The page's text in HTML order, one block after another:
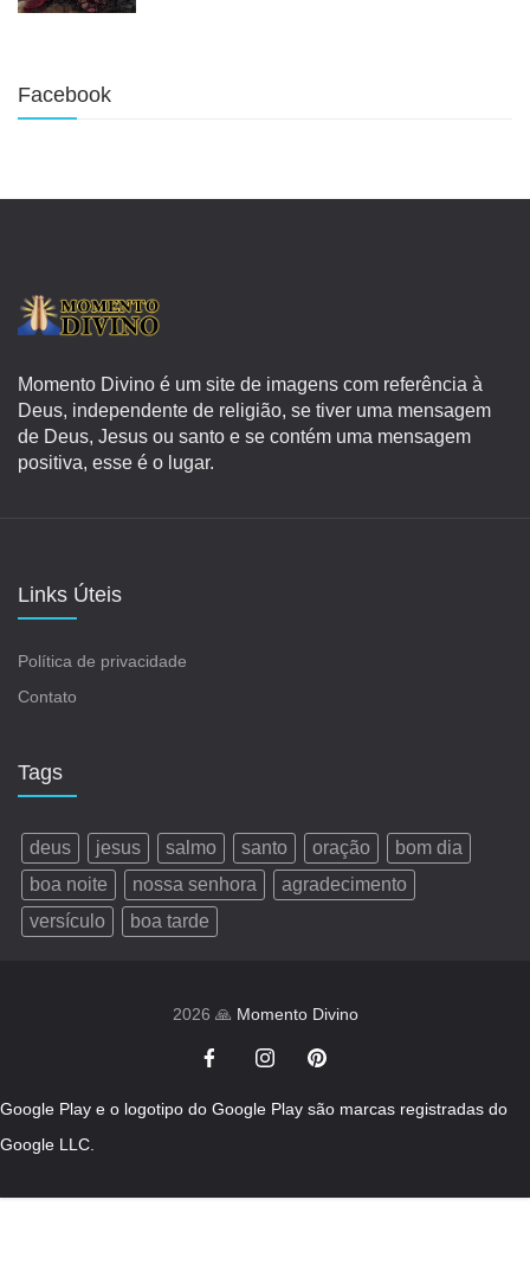
Facebook
Momento Divino é um site de imagens com referência à
Deus, independente de religião, se tiver uma mensagem
de Deus, Jesus ou santo e se contém uma mensagem
positiva, esse é o lugar.
Links Úteis
Política de privacidade
Contato
Tags
deus jesus salmo santo oração
bom dia
boa noite
nossa senhora
agradecimento
versículo
boa tarde
2026 🙏 Momento Divino
Google Play e o logotipo do Google Play são marcas registradas do
Google LLC.